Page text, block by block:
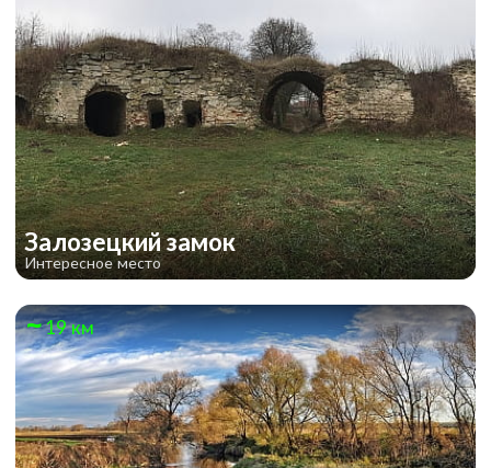
Залозецкий замок
Интересное место
19 км